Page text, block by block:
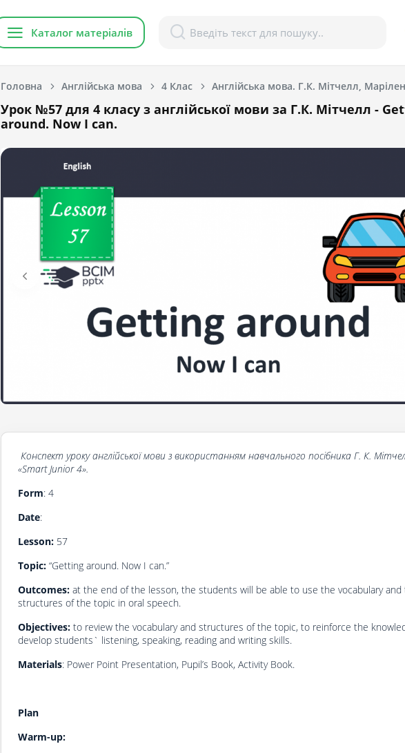
Каталог матеріалів
Головна Англійська мова 4 Клас Англійська мова. Г.К. Мітчелл,
Урок №57 для 4 класу з англійської мови за Г.К. Мітчелл -
around. Now I can.
Конспект уроку aнглійської мови з використанням навчального посібника Г. К.
«Smart Junior 4».
Form: 4
Date:
Lesson: 57
Topic: “Getting around. Now I can.”
Outcomes: at the end of the lesson, the students will be able to use the vocabulary and
structures of the topic in oral speech.
Objectives: to review the vocabulary and structures of the topic, to reinforce the
develop students` listening, speaking, reading and writing skills.
Materials: Power Point Presentation, Pupil’s Book, Activity Book.
Plan
Warm-up: